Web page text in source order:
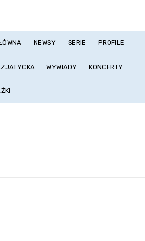
NEWSY SERIE PROFILE
WYWIADY KONCERTY